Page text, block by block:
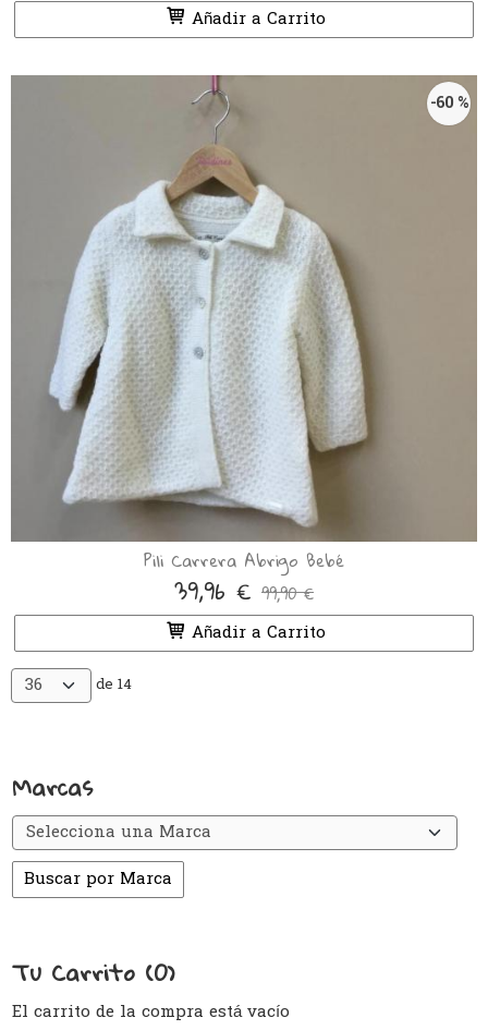
Marcas
Tu Carrito (0)
El carrito de la compra está vacío
Añadir a Carrito
-60 %
Pili Carrera Abrigo Bebé
39,96 € 99,90 €
Añadir a Carrito
de 14